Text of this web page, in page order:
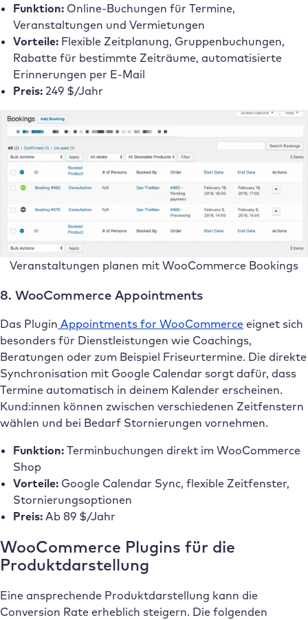
Funktion:Online-Buchungen für Termine,
Veranstaltungen und Vermietungen
Vorteile: Flexible Zeitplanung, Gruppenbuchungen,
Rabatte für bestimmte Zeiträume, automatisierte
Erinnerungen per E-Mail
Preis: 249 $/Jahr
Veranstaltungen planen mit WooCommerce Bookings
8. WooCommerce Appointments
Das Plugin Appointments for WooCommerce eignet sich
besonders für Dienstleistungen wie Coachings,
Beratungen oder zum Beispiel Friseurtermine. Die direkte
Synchronisation mit Google Calendar sorgt dafür, dass
Termine automatisch in deinem Kalender erscheinen.
Kund:innen können zwischen verschiedenen Zeitfenstern
wählen und bei Bedarf Stornierungen vornehmen.
Funktion: Terminbuchungen direkt im WooCommerce
Shop
Vorteile:Google Calendar Sync, flexible Zeitfenster,
Stornierungsoptionen
Preis:Ab 89 $/Jahr
WooCommerce Plugins für die
Produktdarstellung
Eine ansprechende Produktdarstellung kann die
Conversion Rate erheblich steigern. Die folgenden